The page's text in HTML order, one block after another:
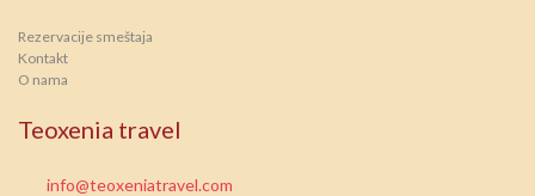
Rezervacije smeštaja
Kontakt
O nama
Teoxenia travel
info@teoxeniatravel.com